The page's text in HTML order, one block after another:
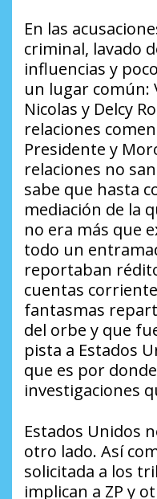
En las
criminal, lavado
influencias y
un lugar común:
Nicolas y Delcy
relaciones
Presidente y
relaciones no
sabe que hasta
mediación de la
no era más que
todo un
reportaban
cuentas
fantasmas
del orbe y que
pista a Estados
que es por
investigaciones
Estados Unidos
otro lado. Así
solicitada a los
implican a ZP y